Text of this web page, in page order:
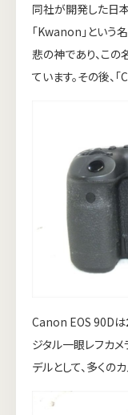
同社が開発した日
「Kwanon」という
悲の神であり、こ
ています。その後、
Canon EOS 90Dは
ジタル一眼レフカ
デルとして、多くの